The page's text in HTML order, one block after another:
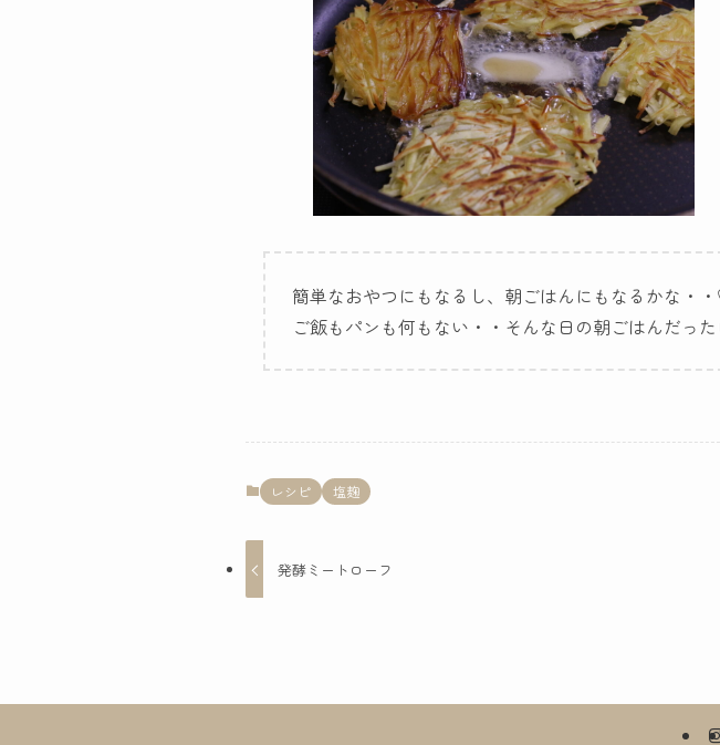
簡単なおやつにもなるし、朝ごはんにもなるかな・
ご飯もパンも何もない・・そんな日の朝ごはんだっ
レシピ 塩麹
発酵ミートローフ